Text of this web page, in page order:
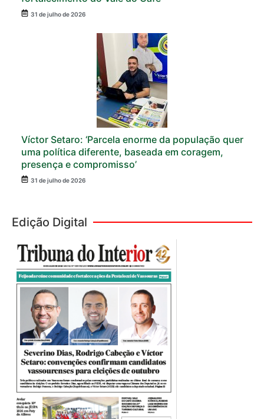
31 de julho de 2026
Víctor Setaro: ‘Parcela enorme da população quer
uma política diferente, baseada em coragem,
presença e compromisso’
31 de julho de 2026
Edição Digital